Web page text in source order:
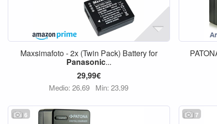
Maxsimafoto - 2x (Twin Pack) Battery for
Panasonic...
29,99€
Medio: 26,69 Min: 23,99
6 7